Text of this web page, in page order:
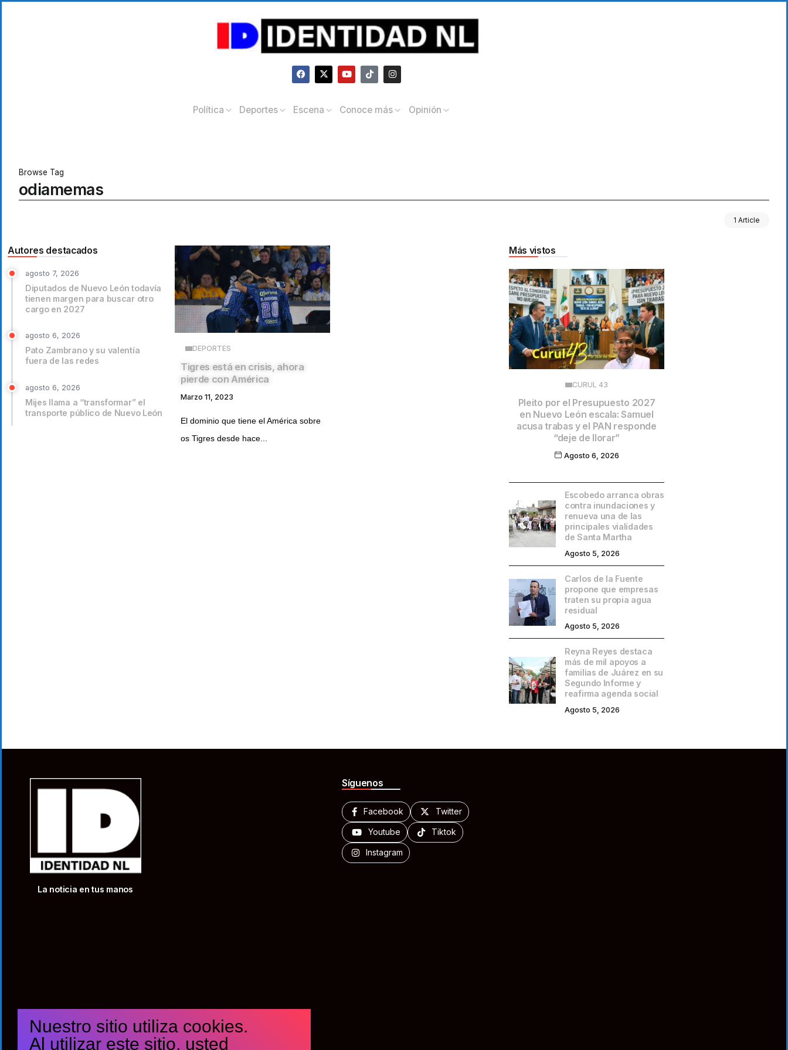
Política Deportes Escena Conoce más Opinión
Browse Tag
odiamemas
1 Article
Autores destacados
agosto 7, 2026
Diputados de Nuevo León todavía
tienen margen para buscar otro
cargo en 2027
agosto 6, 2026
Pato Zambrano y su valentía
fuera de las redes
agosto 6, 2026
Mijes llama a “transformar” el
transporte público de Nuevo León
DEPORTES
Tigres está en crisis, ahora
pierde con América
Marzo 11, 2023
El dominio que tiene el América sobre
os Tigres desde hace...
Más vistos
CURUL 43
Pleito por el Presupuesto 2027
en Nuevo León escala: Samuel
acusa trabas y el PAN responde
“deje de llorar”
Agosto 6, 2026
Escobedo arranca obras
contra inundaciones y
renueva una de las
principales vialidades
de Santa Martha
Agosto 5, 2026
Carlos de la Fuente
propone que empresas
traten su propia agua
residual
Agosto 5, 2026
Reyna Reyes destaca
más de mil apoyos a
familias de Juárez en su
Segundo Informe y
reafirma agenda social
Agosto 5, 2026
La noticia en tus manos
Síguenos
Facebook Twitter
Youtube Tiktok
Instagram
Nuestro sitio utiliza cookies.
Al utilizar este sitio, usted